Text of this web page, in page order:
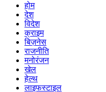
होम
देश
विदेश
क्राइम
बिज़नेस
राजनीति
मनोरंजन
खेल
हेल्थ
लाइफस्टाइल